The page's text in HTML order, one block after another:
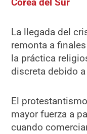
La llegada del
remonta a
la práctica
discreta debido
El
mayor fuerza a
cuando